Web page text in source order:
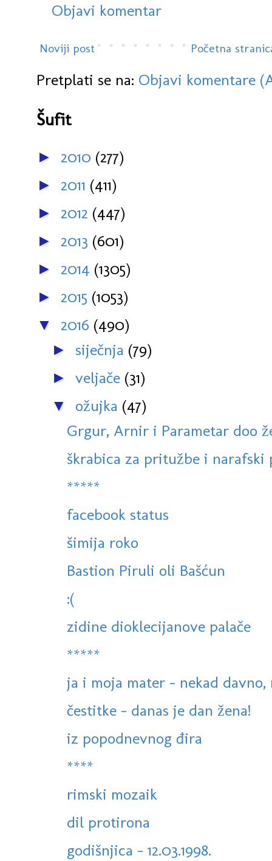
Objavi komentar
Noviji post Početna
Pretplati se na: Objavi komentare
Šufit
► 2010 (277)
► 2011 (411)
► 2012 (447)
► 2013 (601)
► 2014 (1305)
► 2015 (1053)
▼ 2016 (490)
► siječnja (79)
► veljače (31)
▼ ožujka (47)
Grgur, Arnir i Parametar doo
škrabica za pritužbe i narafski
*****
facebook status
šimija roko
Bastion Piruli oli Bašćun
:(
zidine dioklecijanove palače
*****
ja i moja mater - nekad davno,
čestitke - danas je dan žena!
iz popodnevnog đira
****
rimski mozaik
dil protirona
godišnjica - 12.03.1998.